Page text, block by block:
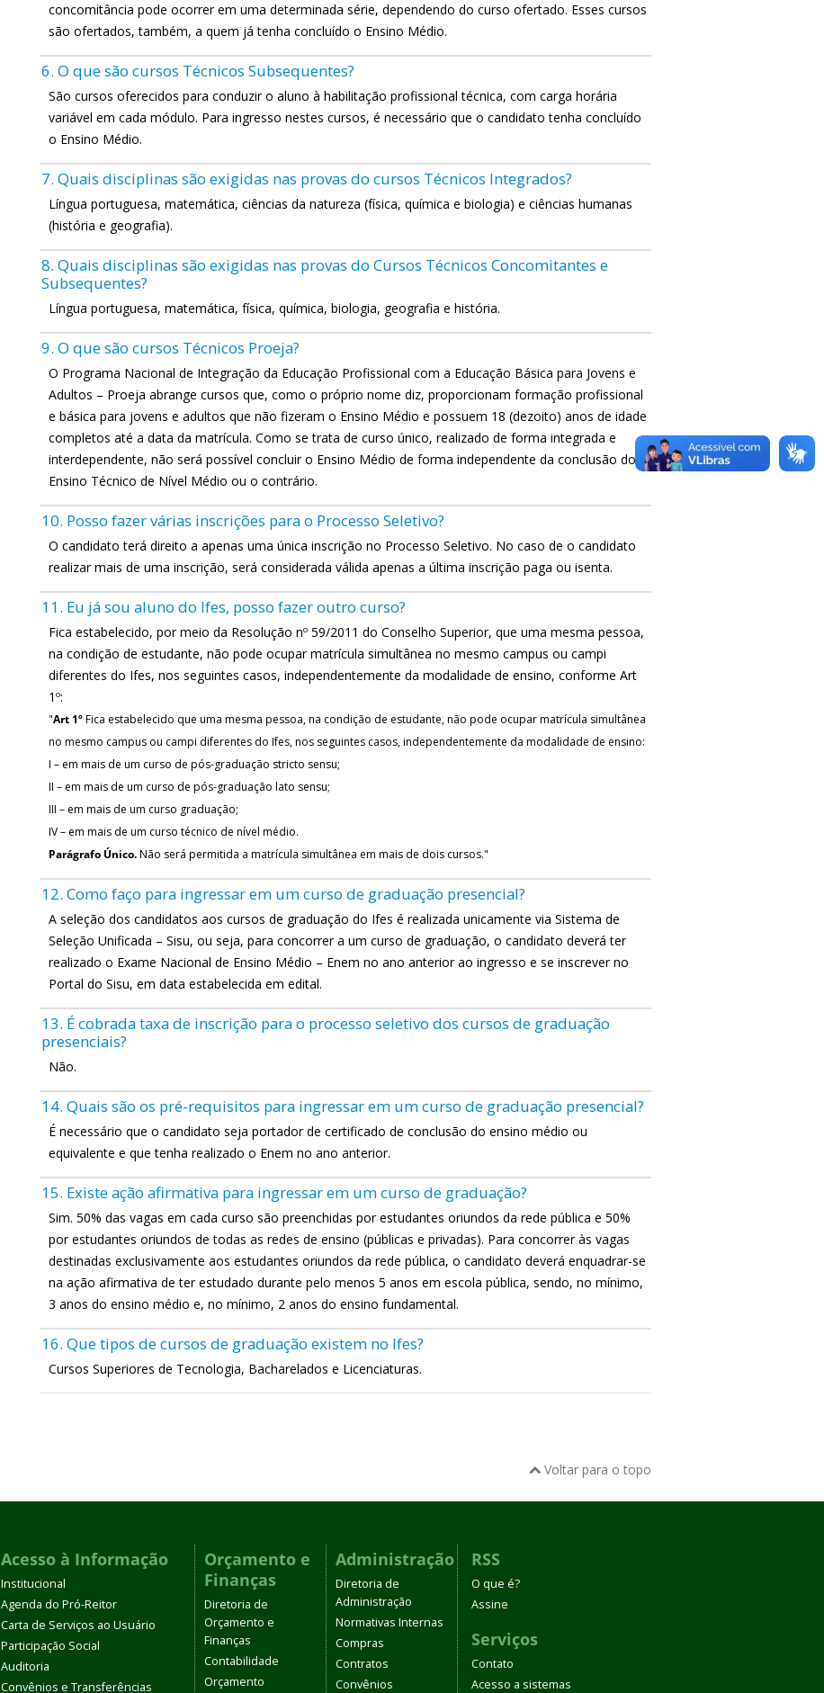
concomitância pode ocorrer em uma determinada série, dependendo do curso ofertado. Esses cursos
são ofertados, também, a quem já tenha concluído o Ensino Médio.
6. O que são cursos Técnicos Subsequentes?
São cursos oferecidos para conduzir o aluno à habilitação profissional técnica, com carga horária
variável em cada módulo. Para ingresso nestes cursos, é necessário que o candidato tenha concluído
o Ensino Médio.
7. Quais disciplinas são exigidas nas provas do cursos Técnicos Integrados?
Língua portuguesa, matemática, ciências da natureza (física, química e biologia) e ciências humanas
(história e geografia).
8. Quais disciplinas são exigidas nas provas do Cursos Técnicos Concomitantes e
Subsequentes?
Língua portuguesa, matemática, física, química, biologia, geografia e história.
9. O que são cursos Técnicos Proeja?
O Programa Nacional de Integração da Educação Profissional com a Educação Básica para Jovens e
Adultos – Proeja abrange cursos que, como o próprio nome diz, proporcionam formação profissional
e básica para jovens e adultos que não fizeram o Ensino Médio e possuem 18 (dezoito) anos de idade
completos até a data da matrícula. Como se trata de curso único, realizado de forma integrada e
interdependente, não será possível concluir o Ensino Médio de forma independente da conclusão do
Ensino Técnico de Nível Médio ou o contrário.
10. Posso fazer várias inscrições para o Processo Seletivo?
O candidato terá direito a apenas uma única inscrição no Processo Seletivo. No caso de o candidato
realizar mais de uma inscrição, será considerada válida apenas a última inscrição paga ou isenta.
11. Eu já sou aluno do Ifes, posso fazer outro curso?
Fica estabelecido, por meio da Resolução nº 59/2011 do Conselho Superior, que uma mesma pessoa,
na condição de estudante, não pode ocupar matrícula simultânea no mesmo campus ou campi
diferentes do Ifes, nos seguintes casos, independentemente da modalidade de ensino, conforme Art
1º:
"Art 1ºFica estabelecido que uma mesma pessoa, na condição de estudante, não pode ocupar matrícula simultânea
no mesmo campus ou campi diferentes do Ifes, nos seguintes casos, independentemente da modalidade de ensino:
I – em mais de um curso de pós-graduação stricto sensu;
II – em mais de um curso de pós-graduação lato sensu;
III – em mais de um curso graduação;
IV – em mais de um curso técnico de nível médio.
Parágrafo Único.Não será permitida a matrícula simultânea em mais de dois cursos."
12. Como faço para ingressar em um curso de graduação presencial?
A seleção dos candidatos aos cursos de graduação do Ifes é realizada unicamente via Sistema de
Seleção Unificada – Sisu, ou seja, para concorrer a um curso de graduação, o candidato deverá ter
realizado o Exame Nacional de Ensino Médio – Enem no ano anterior ao ingresso e se inscrever no
Portal do Sisu, em data estabelecida em edital.
13. É cobrada taxa de inscrição para o processo seletivo dos cursos de graduação
presenciais?
Não.
14. Quais são os pré-requisitos para ingressar em um curso de graduação presencial?
É necessário que o candidato seja portador de certificado de conclusão do ensino médio ou
equivalente e que tenha realizado o Enem no ano anterior.
15. Existe ação afirmativa para ingressar em um curso de graduação?
Sim. 50% das vagas em cada curso são preenchidas por estudantes oriundos da rede pública e 50%
por estudantes oriundos de todas as redes de ensino (públicas e privadas). Para concorrer às vagas
destinadas exclusivamente aos estudantes oriundos da rede pública, o candidato deverá enquadrar-se
na ação afirmativa de ter estudado durante pelo menos 5 anos em escola pública, sendo, no mínimo,
3 anos do ensino médio e, no mínimo, 2 anos do ensino fundamental.
16. Que tipos de cursos de graduação existem no Ifes?
Cursos Superiores de Tecnologia, Bacharelados e Licenciaturas.
Voltar para o topo
Acesso à Informação
Institucional
Agenda do Pró-Reitor
Carta de Serviços ao Usuário
Participação Social
Auditoria
Convênios e Transferências
Orçamento e
Finanças
Diretoria de
Orçamento e
Finanças
Contabilidade
Orçamento
Administração
Diretoria de
Administração
Normativas Internas
Compras
Contratos
Convênios
RSS
O que é?
Assine
Serviços
Contato
Acesso a sistemas